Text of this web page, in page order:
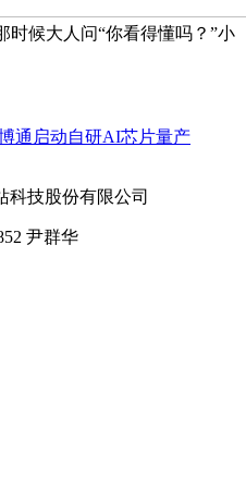
时候大人问“你看得懂吗？”小
通启动自研AI芯片量产
尹群华